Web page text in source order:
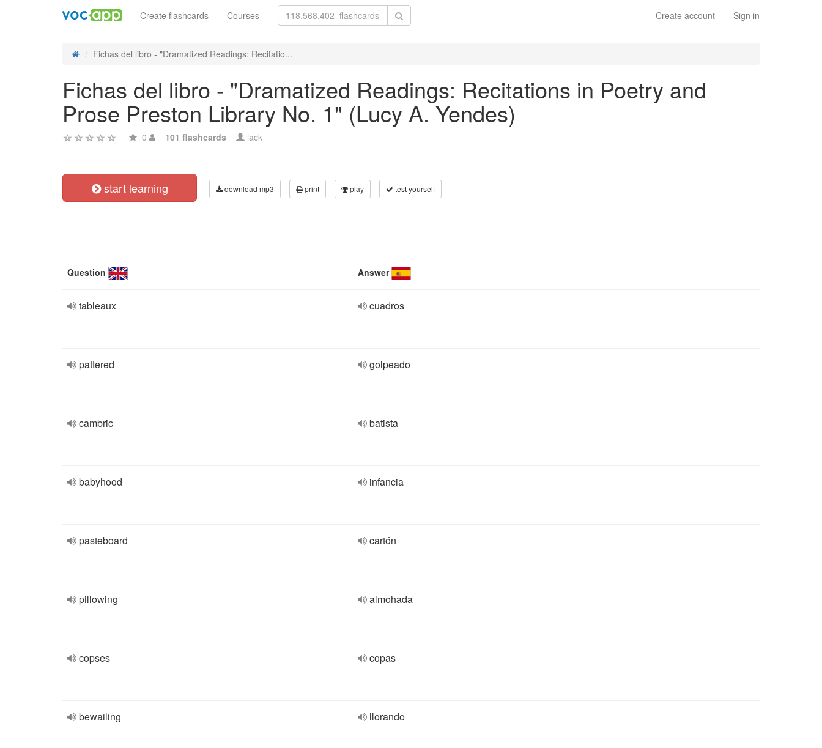
Create account Sign in
Create flashcards Courses
Fichas del libro - "Dramatized Readings: Recitatio...
Fichas del libro - "Dramatized Readings: Recitations in Poetry and
Prose Preston Library No. 1" (Lucy A. Yendes)
0 101 flashcards lack
start learning download mp3 print play test yourself
Question Answer
tableaux cuadros
pattered golpeado
cambric batista
babyhood infancia
pasteboard cartón
pillowing almohada
copses copas
bewailing llorando